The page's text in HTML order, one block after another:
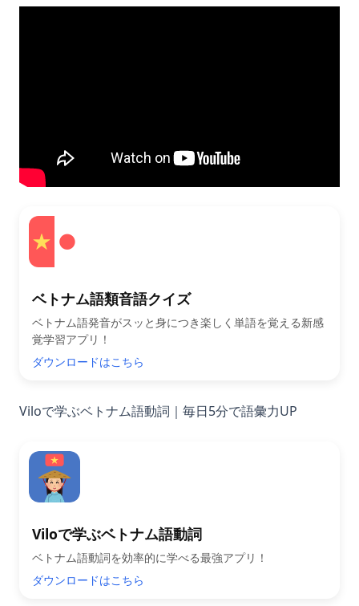
ベトナム語類音語クイズ
ベトナム語発音がスッと身につき楽しく単語を覚える新感
覚学習アプリ！
ダウンロードはこちら
Viloで学ぶベトナム語動詞｜毎日5分で語彙力UP
Viloで学ぶベトナム語動詞
ベトナム語動詞を効率的に学べる最強アプリ！
ダウンロードはこちら